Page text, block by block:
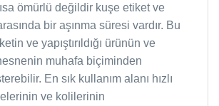
ömürlü değildir kuşe etiket ve
bir aşınma süresi vardır. Bu
ve yapıştırıldığı ürünün ve
nesnenin muhafa biçiminden
En sık kullanım alanı hızlı
ve kolilerinin